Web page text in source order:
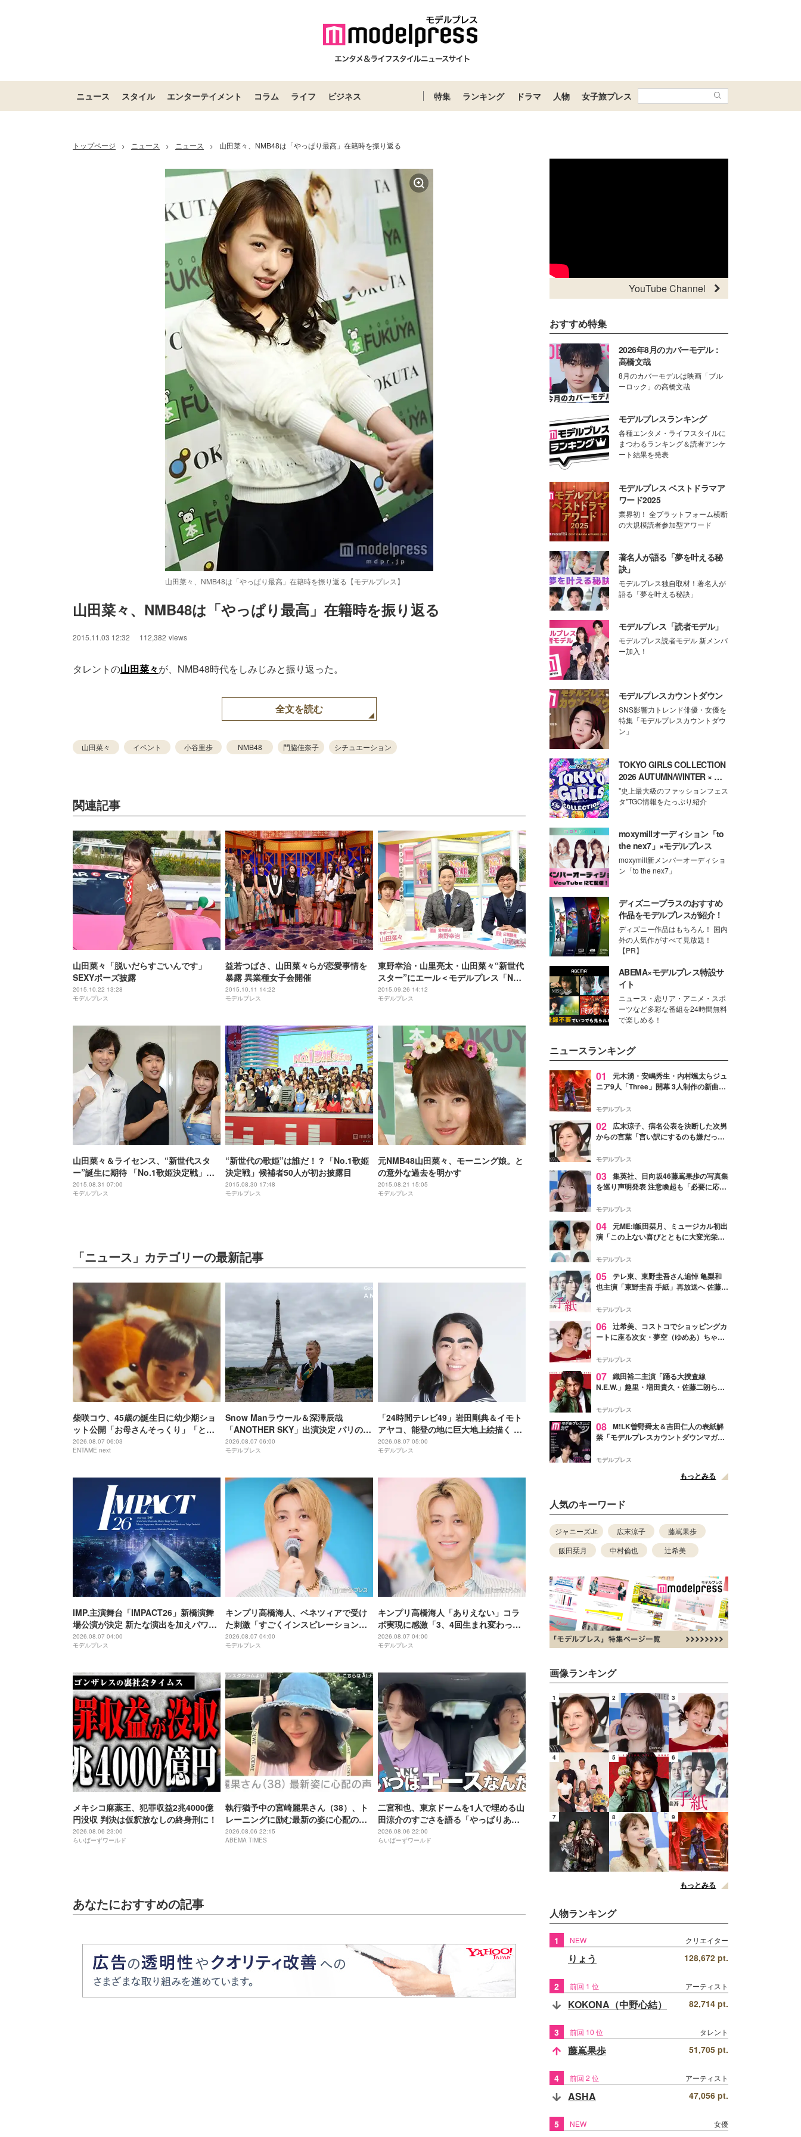
ニュース スタイル エンターテイメント コラム ライフ ビジネス 特集 ランキング ドラマ 人物 女子旅プレス
トップページ > ニュース > ニュース > 山田菜々、NMB48は「やっぱり最高」在籍時を振り返る
山田菜々、NMB48は「やっぱり最高」在籍時を振り返る【モデルプレス】
山田菜々、NMB48は「やっぱり最高」在籍時を振り返る
2015.11.03 12:32 112,382 views
タレントの山田菜々が、NMB48時代をしみじみと振り返った。
全文を読む
山田菜々 イベント 小谷里歩 NMB48 門脇佳奈子 シチュエーション
関連記事
山田菜々「脱いだらすごいんです」
SEXYポーズ披露
2015.10.22 13:28
モデルプレス
益若つばさ、山田菜々らが恋愛事情を
暴露 異業種女子会開催
2015.10.11 14:22
モデルプレス
東野幸治・山里亮太・山田菜々“新世代
スター”にエール＜モデルプレス「No.1
歌姫決定戦」番組収録に潜入＞
2015.09.26 14:12
モデルプレス
山田菜々＆ライセンス、“新世代スタ
ー”誕生に期待 「No.1歌姫決定戦」注
目の候補者は？＜モデルプレス独占イ
ンタビュー＞
2015.08.31 07:00
モデルプレス
“新世代の歌姫”は誰だ！？「No.1歌姫
決定戦」候補者50人が初お披露目
2015.08.30 17:48
モデルプレス
元NMB48山田菜々、モーニング娘。と
の意外な過去を明かす
2015.08.21 15:05
モデルプレス
「ニュース」カテゴリーの最新記事
柴咲コウ、45歳の誕生日に幼少期ショ
ット公開「お母さんそっくり」「とん
でもなくかわいい」
2026.08.07 06:03
ENTAME next
Snow Manラウール＆深澤辰哉
「ANOTHER SKY」出演決定 パリの所
属事務所・祖父母と通った武蔵小山…
それぞれの思い出の地へ
2026.08.07 06:00
モデルプレス
「24時間テレビ49」岩田剛典＆イモト
アヤコ、能登の地に巨大地上絵描く 完
成披露にはサプライズアーティストも
登場予定
2026.08.07 05:00
モデルプレス
IMP.主演舞台「IMPACT26」新橋演舞
場公演が決定 新たな演出を加えパワー
アップ
2026.08.07 04:00
モデルプレス
キンプリ高橋海人、ベネツィアで受け
た刺激「すごくインスピレーション溢
れる街」
2026.08.07 04:00
モデルプレス
キンプリ高橋海人「ありえない」コラ
ボ実現に感激「3、4回生まれ変わって
もできない」
2026.08.07 04:00
モデルプレス
メキシコ麻薬王、犯罪収益2兆4000億
円没収 判決は仮釈放なしの終身刑に！
2026.08.06 23:00
らいばーずワールド
執行猶予中の宮崎麗果さん（38）、ト
レーニングに励む最新の姿に心配の声
「痩せ過ぎ」「なんだか痛々しい…」
2026.08.06 22:15
ABEMA TIMES
二宮和也、東京ドームを1人で埋める山
田涼介のすごさを語る「やっぱりあい
つはエース」
2026.08.06 22:00
らいばーずワールド
あなたにおすすめの記事
YouTube Channel
おすすめ特集
2026年8月のカバーモデル：
高橋文哉
8月のカバーモデルは映画「ブル
ーロック」の高橋文哉
モデルプレスランキング
各種エンタメ・ライフスタイルに
まつわるランキング＆読者アンケ
ート結果を発表
モデルプレス ベストドラマア
ワード2025
業界初！ 全プラットフォーム横断
の大規模読者参加型アワード
著名人が語る「夢を叶える秘
訣」
モデルプレス独自取材！著名人が
語る「夢を叶える秘訣」
モデルプレス「読者モデル」
モデルプレス読者モデル 新メンバ
ー加入！
モデルプレスカウントダウン
SNS影響力トレンド俳優・女優を
特集「モデルプレスカウントダウ
ン」
TOKYO GIRLS COLLECTION
2026 AUTUMN/WINTER × モ
デルプレス
"史上最大級のファッションフェス
タ"TGC情報をたっぷり紹介
moxymillオーディション「to
the nex7」×モデルプレス
moxymill新メンバーオーディショ
ン「to the nex7」
ディズニープラスのおすすめ
作品をモデルプレスが紹介！
ディズニー作品はもちろん！ 国内
外の人気作がすべて見放題！
【PR】
ABEMA×モデルプレス特設サ
イト
ニュース・恋リア・アニメ・スポ
ーツなど多彩な番組を24時間無料
で楽しめる！
ニュースランキング
01
元木湧・安嶋秀生・内村颯太らジュ
ニア9人「Three」開幕 3人制作の新曲＆
進んで夢を掴みたい」【ゲネプロレポ】
モデルプレス
02
広末涼子、病名公表を決断した次男
からの言葉「言い訳にするのも嫌だっ
モデルプレス
03 集英社、日向坂46藤嶌果歩の写真集
を巡り声明発表 注意喚起も「必要に応じ
モデルプレス
04 元ME:I飯田栞月、ミュージカル初出
演「この上ない喜びとともに大変光栄」
ャスト発表
モデルプレス
05 テレ東、東野圭吾さん追悼 亀梨和
也主演「東野圭吾 手紙」再放送へ 佐藤隆
モデルプレス
06 辻希美、コストコでショッピングカ
ートに座る次女・夢空（ゆめあ）ちゃん
ぎ」「成長を感じる」の声
モデルプレス
07 織田裕二主演「踊る大捜査線
N.E.W.」趣里・増田貴久・佐藤二朗ら新
徴する“謎のキーワード”も
モデルプレス
08 M!LK曽野舜太＆吉田仁人の表紙解
禁「モデルプレスカウントダウンマガジ
モデルプレス
もっとみる
人気のキーワード
ジャニーズJr. 広末涼子
藤嶌果歩
飯田栞月
中村倫也 辻希美
画像ランキング
1 2 3
4 5 6
7 8 9
もっとみる
人物ランキング
1 NEW クリエイター
りょう 128,672 pt.
2 前回 1 位 アーティスト
KOKONA（中野心結） 82,714 pt.
3 前回 10 位 タレント
藤嶌果歩 51,705 pt.
4 前回 2 位 アーティスト
ASHA 47,056 pt.
5 NEW 女優